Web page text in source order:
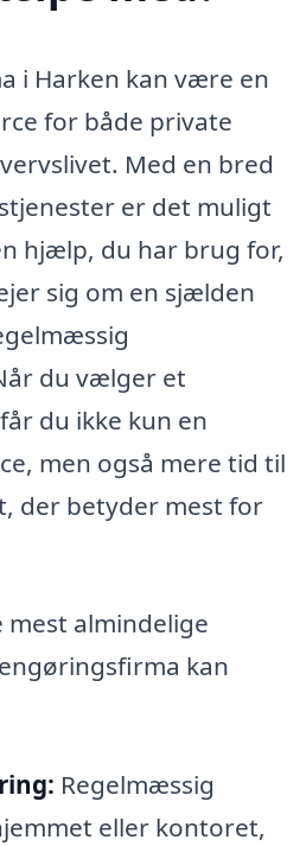
i Harken kan være en
for både private
Med en bred
er det muligt
hjælp, du har brug for,
sig om en sjælden
du vælger et
du ikke kun en
men også mere tid til
der betyder mest for
mest almindelige
kan
Regelmæssig
eller kontoret,